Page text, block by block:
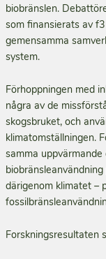
biobränslen.
som finansierats av
gemensamma
system.
Förhoppningen med
några av de
skogsbruket, och
klimatomställningen.
samma
därigenom klimatet –
Forskningsresultaten